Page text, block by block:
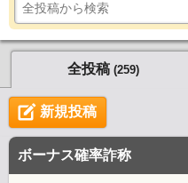
全投稿 (259)
新規投稿
ボーナス確率詐称